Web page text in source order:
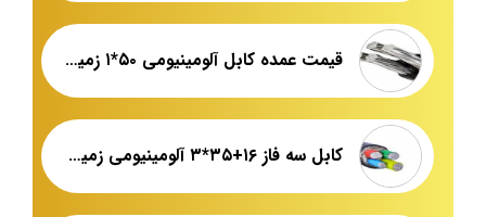
قیمت عمده کابل آلومینیومی ۵۰*۱ زمینی
کابل سه فاز ۱۶+۳۵*۳ آلومینیومی زمینی مرکز پخش